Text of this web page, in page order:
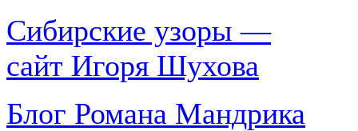
Сибирские узоры —
сайт Игоря Шухова
Блог Романа Мандрика